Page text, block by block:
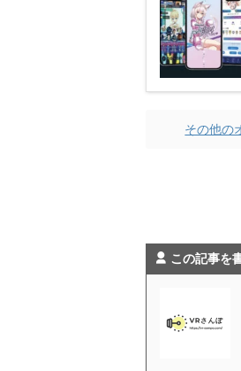
その他の
この記事を